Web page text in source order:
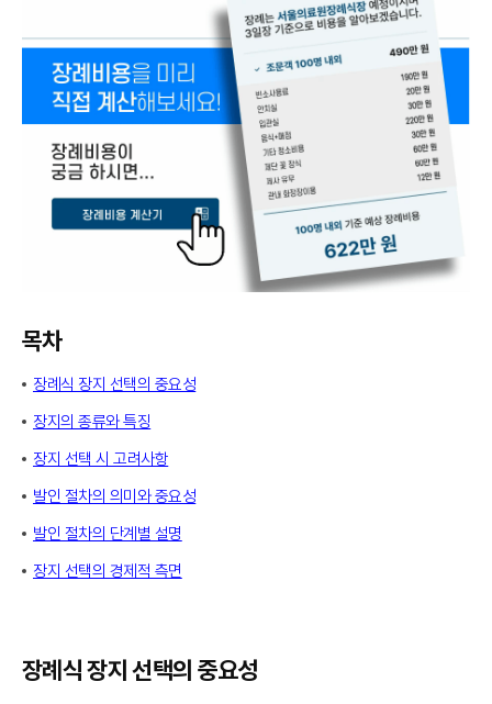
목차
장례식 장지 선택의 중요성
장지의 종류와 특징
장지 선택 시 고려사항
발인 절차의 의미와 중요성
발인 절차의 단계별 설명
장지 선택의 경제적 측면
장례식 장지 선택의 중요성